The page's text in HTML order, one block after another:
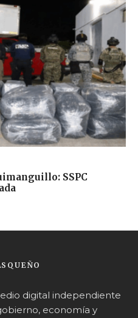
SSPC
digital independiente
economía y